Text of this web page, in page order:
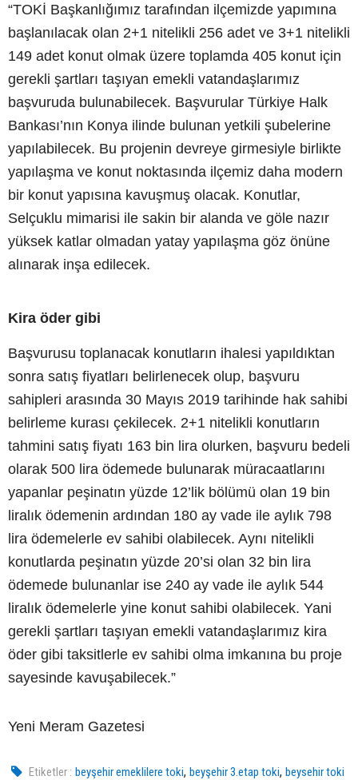
“TOKİ Başkanlığımız tarafından ilçemizde yapımına
başlanılacak olan 2+1 nitelikli 256 adet ve 3+1 nitelikli
149 adet konut olmak üzere toplamda 405 konut için
gerekli şartları taşıyan emekli vatandaşlarımız
başvuruda bulunabilecek. Başvurular Türkiye Halk
Bankası’nın Konya ilinde bulunan yetkili şubelerine
yapılabilecek. Bu projenin devreye girmesiyle birlikte
yapılaşma ve konut noktasında ilçemiz daha modern
bir konut yapısına kavuşmuş olacak. Konutlar,
Selçuklu mimarisi ile sakin bir alanda ve göle nazır
yüksek katlar olmadan yatay yapılaşma göz önüne
alınarak inşa edilecek.
Kira öder gibi
Başvurusu toplanacak konutların ihalesi yapıldıktan
sonra satış fiyatları belirlenecek olup, başvuru
sahipleri arasında 30 Mayıs 2019 tarihinde hak sahibi
belirleme kurası çekilecek. 2+1 nitelikli konutların
tahmini satış fiyatı 163 bin lira olurken, başvuru bedeli
olarak 500 lira ödemede bulunarak müracaatlarını
yapanlar peşinatın yüzde 12’lik bölümü olan 19 bin
liralık ödemenin ardından 180 ay vade ile aylık 798
lira ödemelerle ev sahibi olabilecek. Aynı nitelikli
konutlarda peşinatın yüzde 20’si olan 32 bin lira
ödemede bulunanlar ise 240 ay vade ile aylık 544
liralık ödemelerle yine konut sahibi olabilecek. Yani
gerekli şartları taşıyan emekli vatandaşlarımız kira
öder gibi taksitlerle ev sahibi olma imkanına bu proje
sayesinde kavuşabilecek.”
Yeni Meram Gazetesi
Etiketler : beyşehir emeklilere toki,beyşehir 3.etap toki,beysehir toki